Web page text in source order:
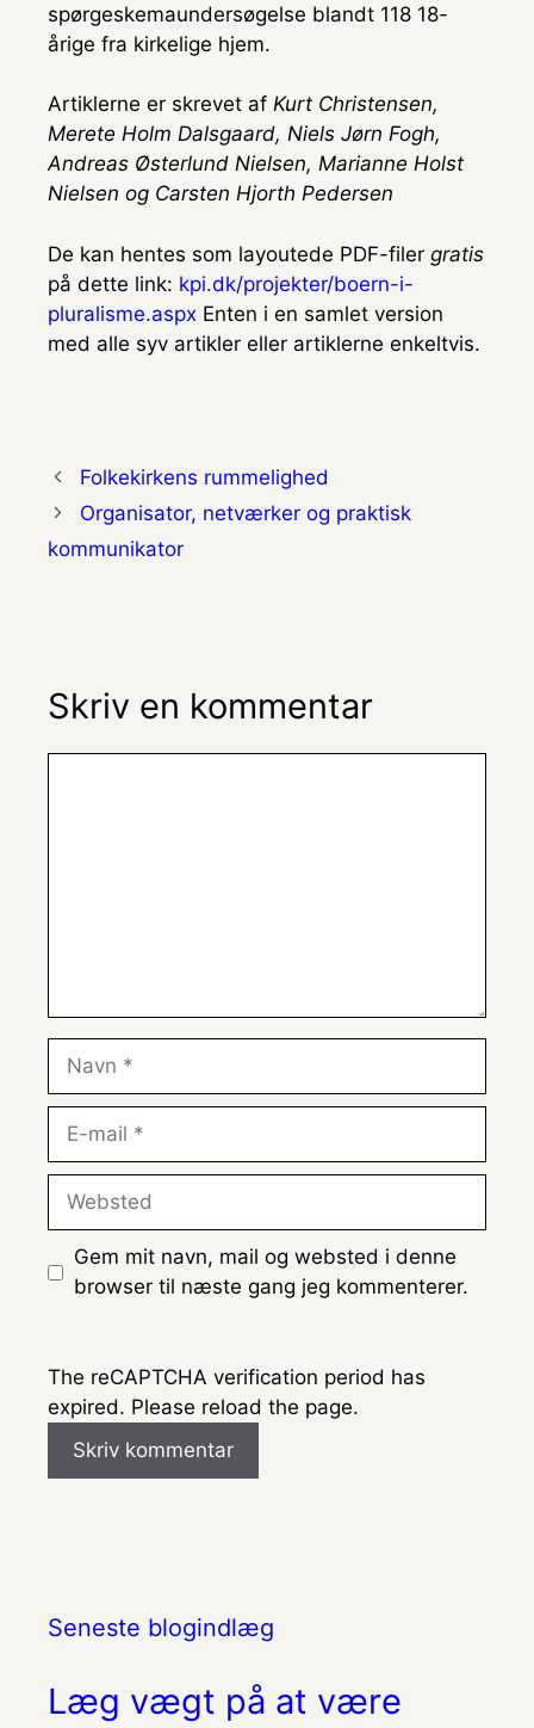
spørgeskemaundersøgelse blandt 118 18-
årige fra kirkelige hjem.
Artiklerne er skrevet af Kurt Christensen,
Merete Holm Dalsgaard, Niels Jørn Fogh,
Andreas Østerlund Nielsen, Marianne Holst
Nielsen og Carsten Hjorth Pedersen
De kan hentes som layoutede PDF-filer gratis
på dette link: kpi.dk/projekter/boern-i-
pluralisme.aspx Enten i en samlet version
med alle syv artikler eller artiklerne enkeltvis.
Folkekirkens rummelighed
Organisator, netværker og praktisk
kommunikator
Skriv en kommentar
Navn
Websted
Gem mit navn, mail og websted i denne
browser til næste gang jeg kommenterer.
The reCAPTCHA verification period has
expired. Please reload the page.
Seneste blogindlæg
Læg vægt på at være